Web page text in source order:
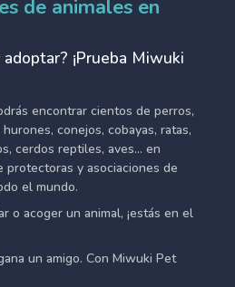
de animales en
¡Prueba Miwuki
encontrar cientos de perros,
conejos, cobayas, ratas,
cerdos reptiles, aves... en
y asociaciones de
el mundo.
o acoger un animal, ¡estás en el
un amigo. Con Miwuki Pet